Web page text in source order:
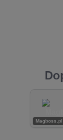
Magboss.pl